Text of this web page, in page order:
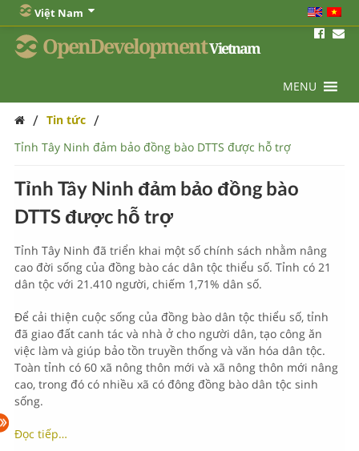
Việt Nam
OpenDevelopmentVietnam
MENU
/ Tin tức /
Tỉnh Tây Ninh đảm bảo đồng bào DTTS được hỗ trợ
Tỉnh Tây Ninh đảm bảo đồng bào
DTTS được hỗ trợ
Tỉnh Tây Ninh đã triển khai một số chính sách nhằm nâng
cao đời sống của đồng bào các dân tộc thiểu số. Tỉnh có 21
dân tộc với 21.410 người, chiếm 1,71% dân số.
Để cải thiện cuộc sống của đồng bào dân tộc thiểu số, tỉnh
đã giao đất canh tác và nhà ở cho người dân, tạo công ăn
việc làm và giúp bảo tồn truyền thống và văn hóa dân tộc.
Toàn tỉnh có 60 xã nông thôn mới và xã nông thôn mới nâng
cao, trong đó có nhiều xã có đông đồng bào dân tộc sinh
sống.
Đọc tiếp…